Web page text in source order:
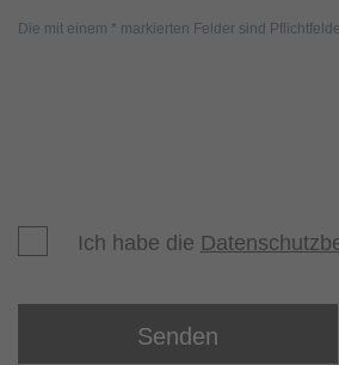
Die mit einem * markierten Felder sind
Ich habe die
Senden